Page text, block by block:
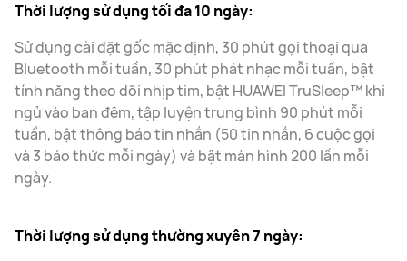
Thời lượng sử dụng tối đa 10 ngày:
Sử dụng cài đặt gốc mặc định, 30 phút gọi thoại qua
Bluetooth mỗi tuần, 30 phút phát nhạc mỗi tuần, bật
tính năng theo dõi nhịp tim, bật HUAWEI TruSleep™ khi
ngủ vào ban đêm, tập luyện trung bình 90 phút mỗi
tuần, bật thông báo tin nhắn (50 tin nhắn, 6 cuộc gọi
và 3 báo thức mỗi ngày) và bật màn hình 200 lần mỗi
ngày.
Thời lượng sử dụng thường xuyên 7 ngày: